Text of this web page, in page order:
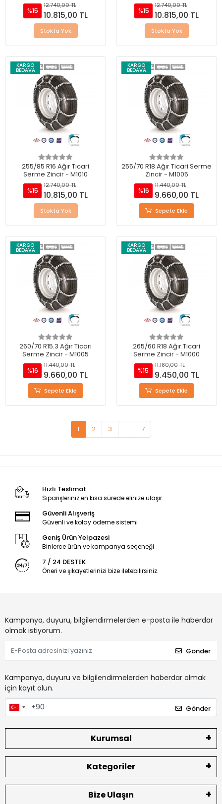
%15
12.740,00 TL
10.815,00 TL
Stokta Yok
%15
12.740,00 TL
10.815,00 TL
Stokta Yok
KARGO
BEDAVA
255/85 R16 Ağır Ticari
Serme Zincir - M1010
%15
12.740,00 TL
10.815,00 TL
Stokta Yok
KARGO
BEDAVA
255/70 R18 Ağır Ticari Serme
Zincir - M1005
%16
11.440,00 TL
9.660,00 TL
Sepete Ekle
KARGO
BEDAVA
260/70 R15.3 Ağır Ticari
Serme Zincir - M1005
%16
11.440,00 TL
9.660,00 TL
Sepete Ekle
KARGO
BEDAVA
265/60 R18 Ağır Ticari
Serme Zincir - M1000
%15
11.180,00 TL
9.450,00 TL
Sepete Ekle
1 2 3 ... 7
Hızlı Teslimat
Siparişleriniz en kısa sürede elinize ulaşır.
Güvenli Alışveriş
Güvenli ve kolay ödeme sistemi
Geniş Ürün Yelpazesi
Binlerce ürün ve kampanya seçeneği
7 / 24 DESTEK
Öneri ve şikayetlerinizi bize iletebilirsiniz.
Kampanya, duyuru, bilgilendirmelerden e-posta ile haberdar
olmak istiyorum.
Gönder
Kampanya, duyuru ve bilgilendirmelerden haberdar olmak
için kayıt olun.
Gönder
Kurumsal
Kategoriler
Bize Ulaşın